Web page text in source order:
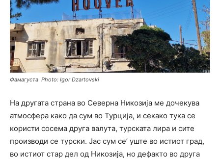
Фамагуста Photo: Igor Dzartovski
На другата страна во Северна Никозија ме дочекува
атмосфера како да сум во Турција, и секако тука се
користи сосема друга валута, турската лира и сите
производи се турски. Јас сум се’ уште во истиот град,
во истиот стар дел од Никозија, но дефакто во друга